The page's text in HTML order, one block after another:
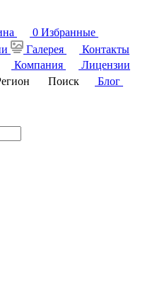
0 Избранные
Галерея
Контакты
Компания
Лицензии
Поиск
Блог